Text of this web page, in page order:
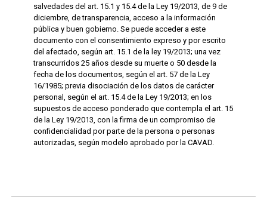
salvedades del art. 15.1 y 15.4 de la Ley 19/2013, de 9 de
diciembre, de transparencia, acceso a la información
pública y buen gobierno. Se puede acceder a este
documento con el consentimiento expreso y por escrito
del afectado, según art. 15.1 de la ley 19/2013; una vez
transcurridos 25 años desde su muerte o 50 desde la
fecha de los documentos, según el art. 57 de la Ley
16/1985; previa disociación de los datos de carácter
personal, según el art. 15.4 de la Ley 19/2013; en los
supuestos de acceso ponderado que contempla el art. 15
de la Ley 19/2013, con la firma de un compromiso de
confidencialidad por parte de la persona o personas
autorizadas, según modelo aprobado por la CAVAD.